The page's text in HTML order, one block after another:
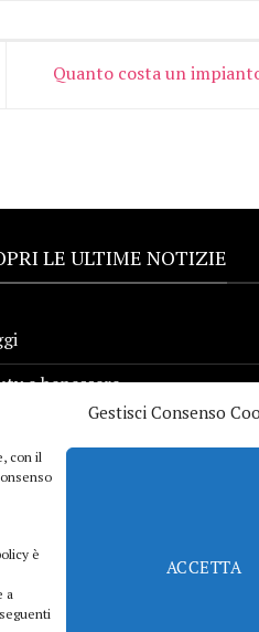
Gestisci Consenso
con il
è
a
ACCETTA
Quanto costa un
LE ULTIME NOTIZIE
e benessere